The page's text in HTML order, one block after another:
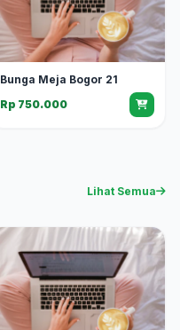
Bunga Meja Bogor 21
Rp 750.000
Lihat Semua